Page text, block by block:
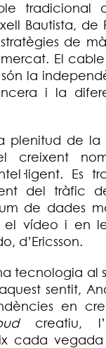
tradicional
Bautista, de
de
El
són la
i la
plenitud de la
creixent
Es
del tràfic
de dades
vídeo i en
d’Ericsson.
tecnologia al
sentit,
en
creatiu,
cada